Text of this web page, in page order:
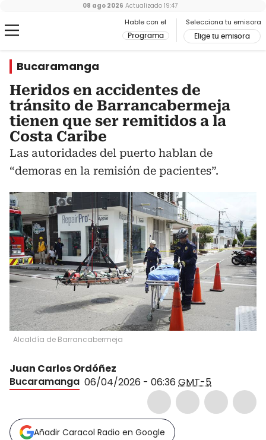
Hable con el
Programa
Selecciona tu emisora
Elige tu emisora
08 ago 2026 Actualizado 19:47
Bucaramanga
Heridos en accidentes de
tránsito de Barrancabermeja
tienen que ser remitidos a la
Costa Caribe
Las autoridades del puerto hablan de
“demoras en la remisión de pacientes”.
Alcaldía de Barrancabermeja
Juan Carlos Ordóñez
Bucaramanga 06/04/2026 - 06:36 GMT-5
Añadir Caracol Radio en Google